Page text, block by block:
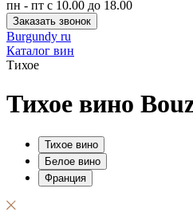
пн - пт с 10.00 до 18.00
Заказать звонок
Burgundy ru
Каталог вин
Тихое
Тихое вино
Тихое вино
Белое вино
Франция